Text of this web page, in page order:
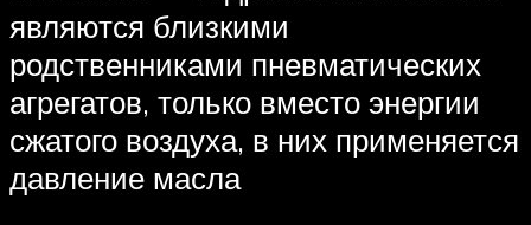
являются близкими
родственниками пневматических
агрегатов, только вместо энергии
сжатого воздуха, в них применяется
давление масла